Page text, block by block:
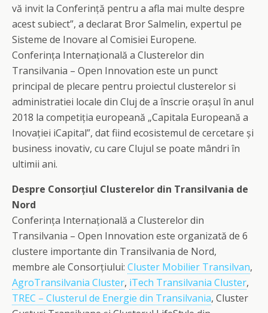
vă invit la Conferință pentru a afla mai multe despre
acest subiect”, a declarat Bror Salmelin, expertul pe
Sisteme de Inovare al Comisiei Europene.
Conferința Internațională a Clusterelor din
Transilvania – Open Innovation este un punct
principal de plecare pentru proiectul clusterelor si
administratiei locale din Cluj de a înscrie orașul în anul
2018 la competiția europeană „Capitala Europeană a
Inovației iCapital”, dat fiind ecosistemul de cercetare și
business inovativ, cu care Clujul se poate mândri în
ultimii ani.
Despre Consorțiul Clusterelor din Transilvania de
Nord
Conferința Internațională a Clusterelor din
Transilvania – Open Innovation este organizată de 6
clustere importante din Transilvania de Nord,
membre ale Consorțiului: Cluster Mobilier Transilvan,
AgroTransilvania Cluster, iTech Transilvania Cluster,
TREC – Clusterul de Energie din Transilvania, Cluster